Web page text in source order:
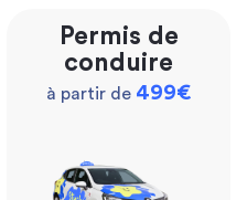
Permis de
conduire
à partir de 499€